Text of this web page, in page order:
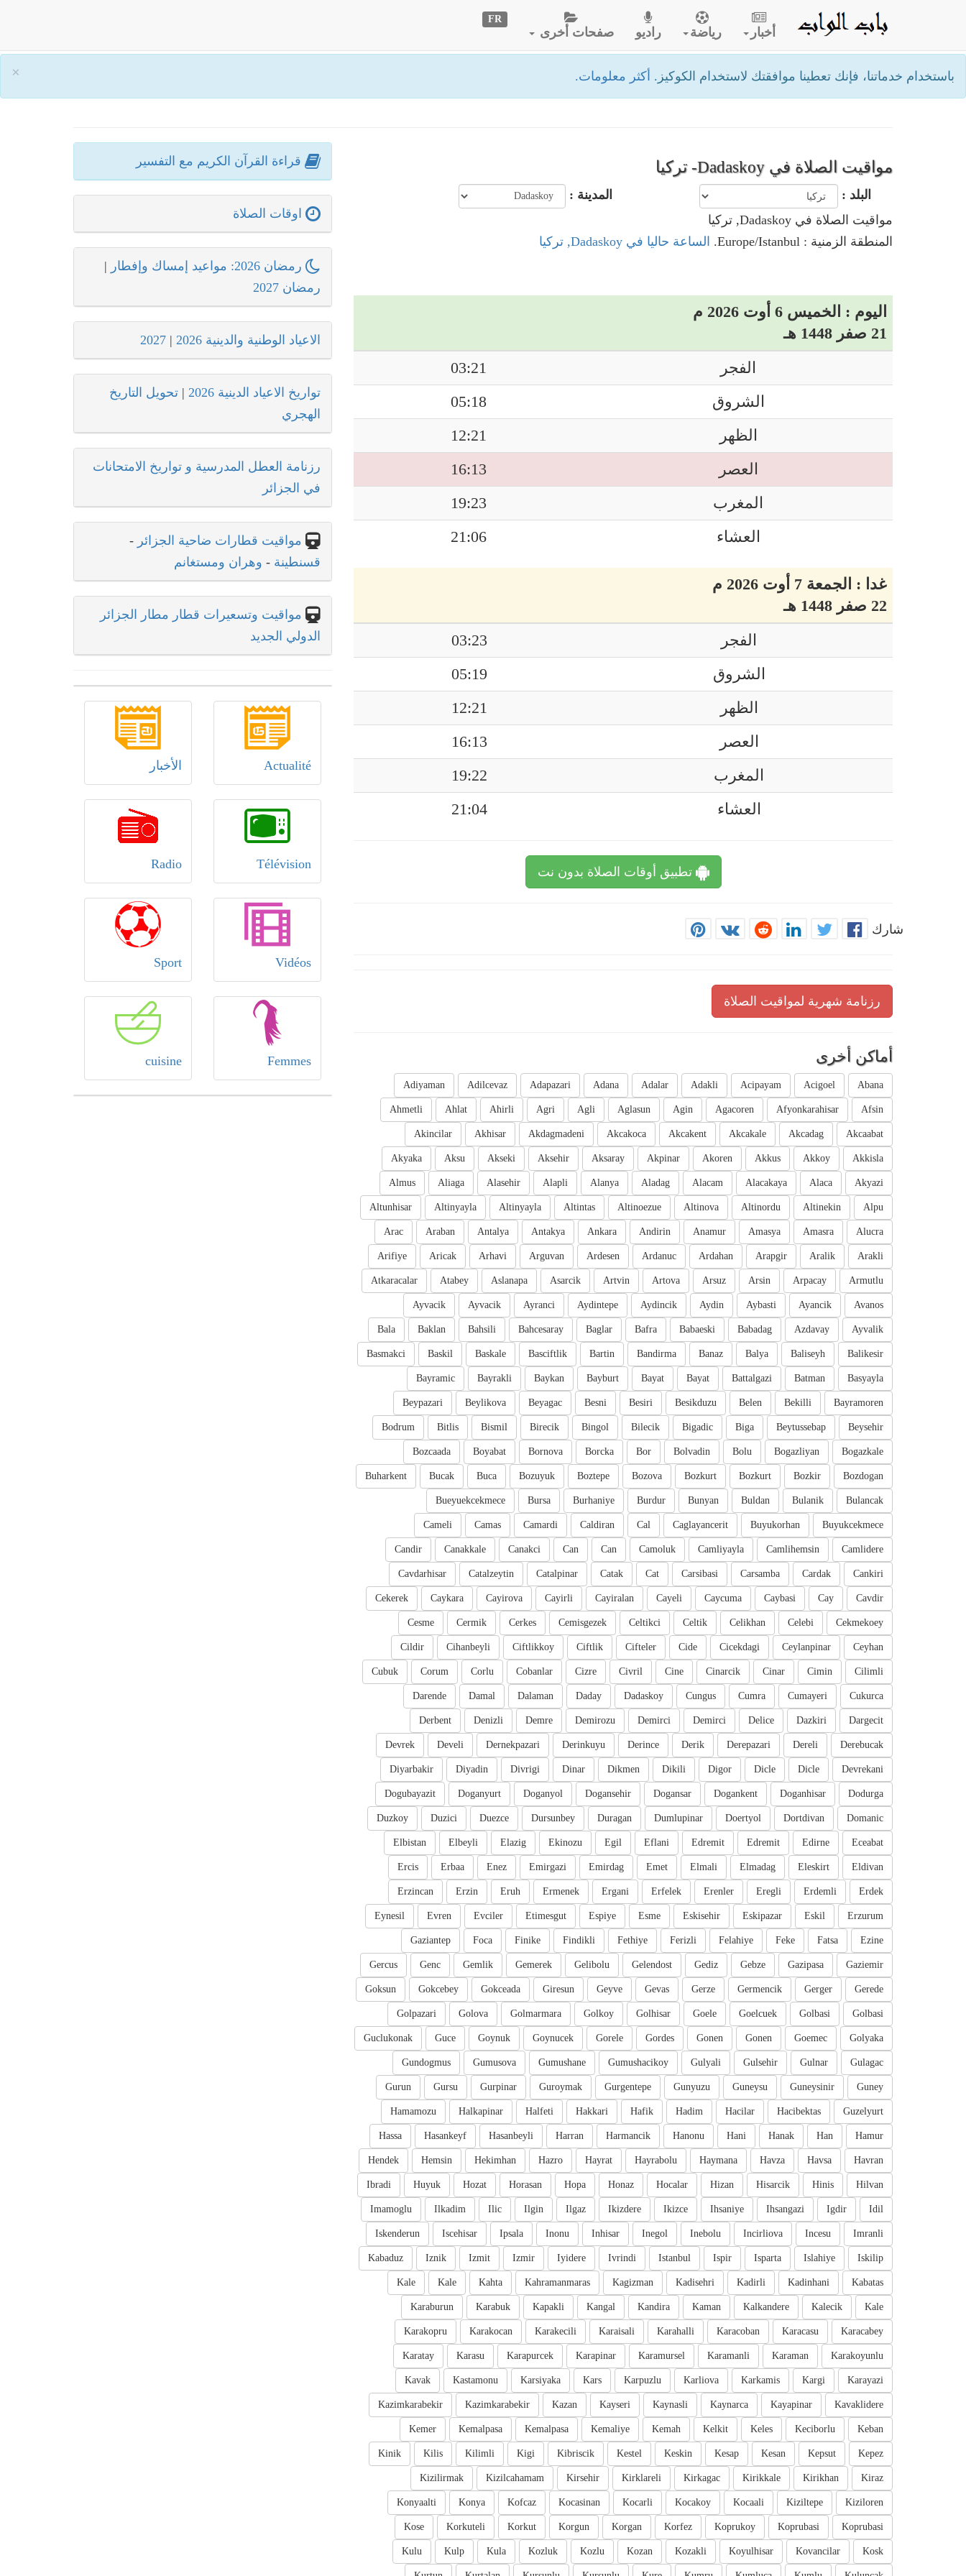
× باستخدام خدماتنا، فإنك تعطينا موافقتك لاستخدام الكوكيز. أكثر معلومات.
أخبار رياضة راديو صفحات أخرى
FR
مواقيت الصلاة في Dadaskoy- تركيا
البلد :
المدينة :
مواقيت الصلاة في Dadaskoy, تركيا
المنطقة الزمنية : Europe/Istanbul.
الساعة حاليا في Dadaskoy, تركيا
اليوم : الخميس 6 أوت 2026 م
21 صفر 1448 هـ
الفجر
03:21
الشروق
05:18
الظهر
12:21
العصر
16:13
المغرب
19:23
العشاء
21:06
غدا : الجمعة 7 أوت 2026 م
22 صفر 1448 هـ
الفجر
03:23
الشروق
05:19
الظهر
12:21
العصر
16:13
المغرب
19:22
العشاء
21:04
تطبيق أوقات الصلاة بدون نت
شارك
رزنامة شهرية لمواقيت الصلاة
أماكن أخرى
Abana
Acigoel
Acipayam
Adakli
Adalar
Adana
Adapazari
Adilcevaz
Adiyaman
Afsin
Afyonkarahisar
Agacoren
Agin
Aglasun
Agli
Agri
Ahirli
Ahlat
Ahmetli
Akcaabat
Akcadag
Akcakale
Akcakent
Akcakoca
Akdagmadeni
Akhisar
Akincilar
Akkisla
Akkoy
Akkus
Akoren
Akpinar
Aksaray
Aksehir
Akseki
Aksu
Akyaka
Akyazi
Alaca
Alacakaya
Alacam
Aladag
Alanya
Alapli
Alasehir
Aliaga
Almus
Alpu
Altinekin
Altinordu
Altinova
Altinoezue
Altintas
Altinyayla
Altinyayla
Altunhisar
Alucra
Amasra
Amasya
Anamur
Andirin
Ankara
Antakya
Antalya
Araban
Arac
Arakli
Aralik
Arapgir
Ardahan
Ardanuc
Ardesen
Arguvan
Arhavi
Aricak
Arifiye
Armutlu
Arpacay
Arsin
Arsuz
Artova
Artvin
Asarcik
Aslanapa
Atabey
Atkaracalar
Avanos
Ayancik
Aybasti
Aydin
Aydincik
Aydintepe
Ayranci
Ayvacik
Ayvacik
Ayvalik
Azdavay
Babadag
Babaeski
Bafra
Baglar
Bahcesaray
Bahsili
Baklan
Bala
Balikesir
Baliseyh
Balya
Banaz
Bandirma
Bartin
Basciftlik
Baskale
Baskil
Basmakci
Basyayla
Batman
Battalgazi
Bayat
Bayat
Bayburt
Baykan
Bayrakli
Bayramic
Bayramoren
Bekilli
Belen
Besikduzu
Besiri
Besni
Beyagac
Beylikova
Beypazari
Beysehir
Beytussebap
Biga
Bigadic
Bilecik
Bingol
Birecik
Bismil
Bitlis
Bodrum
Bogazkale
Bogazliyan
Bolu
Bolvadin
Bor
Borcka
Bornova
Boyabat
Bozcaada
Bozdogan
Bozkir
Bozkurt
Bozkurt
Bozova
Boztepe
Bozuyuk
Buca
Bucak
Buharkent
Bulancak
Bulanik
Buldan
Bunyan
Burdur
Burhaniye
Bursa
Bueyuekcekmece
Buyukcekmece
Buyukorhan
Caglayancerit
Cal
Caldiran
Camardi
Camas
Cameli
Camlidere
Camlihemsin
Camliyayla
Camoluk
Can
Can
Canakci
Canakkale
Candir
Cankiri
Cardak
Carsamba
Carsibasi
Cat
Catak
Catalpinar
Catalzeytin
Cavdarhisar
Cavdir
Cay
Caybasi
Caycuma
Cayeli
Cayiralan
Cayirli
Cayirova
Caykara
Cekerek
Cekmekoey
Celebi
Celikhan
Celtik
Celtikci
Cemisgezek
Cerkes
Cermik
Cesme
Ceyhan
Ceylanpinar
Cicekdagi
Cide
Cifteler
Ciftlik
Ciftlikkoy
Cihanbeyli
Cildir
Cilimli
Cimin
Cinar
Cinarcik
Cine
Civril
Cizre
Cobanlar
Corlu
Corum
Cubuk
Cukurca
Cumayeri
Cumra
Cungus
Dadaskoy
Daday
Dalaman
Damal
Darende
Dargecit
Dazkiri
Delice
Demirci
Demirci
Demirozu
Demre
Denizli
Derbent
Derebucak
Dereli
Derepazari
Derik
Derince
Derinkuyu
Dernekpazari
Develi
Devrek
Devrekani
Dicle
Dicle
Digor
Dikili
Dikmen
Dinar
Divrigi
Diyadin
Diyarbakir
Dodurga
Doganhisar
Dogankent
Dogansar
Dogansehir
Doganyol
Doganyurt
Dogubayazit
Domanic
Dortdivan
Doertyol
Dumlupinar
Duragan
Dursunbey
Duezce
Duzici
Duzkoy
Eceabat
Edirne
Edremit
Edremit
Eflani
Egil
Ekinozu
Elazig
Elbeyli
Elbistan
Eldivan
Eleskirt
Elmadag
Elmali
Emet
Emirdag
Emirgazi
Enez
Erbaa
Ercis
Erdek
Erdemli
Eregli
Erenler
Erfelek
Ergani
Ermenek
Eruh
Erzin
Erzincan
Erzurum
Eskil
Eskipazar
Eskisehir
Esme
Espiye
Etimesgut
Evciler
Evren
Eynesil
Ezine
Fatsa
Feke
Felahiye
Ferizli
Fethiye
Findikli
Finike
Foca
Gaziantep
Gaziemir
Gazipasa
Gebze
Gediz
Gelendost
Gelibolu
Gemerek
Gemlik
Genc
Gercus
Gerede
Gerger
Germencik
Gerze
Gevas
Geyve
Giresun
Gokceada
Gokcebey
Goksun
Golbasi
Golbasi
Goelcuek
Goele
Golhisar
Golkoy
Golmarmara
Golova
Golpazari
Golyaka
Goemec
Gonen
Gonen
Gordes
Gorele
Goynucek
Goynuk
Guce
Guclukonak
Gulagac
Gulnar
Gulsehir
Gulyali
Gumushacikoy
Gumushane
Gumusova
Gundogmus
Guney
Guneysinir
Guneysu
Gunyuzu
Gurgentepe
Guroymak
Gurpinar
Gursu
Gurun
Guzelyurt
Hacibektas
Hacilar
Hadim
Hafik
Hakkari
Halfeti
Halkapinar
Hamamozu
Hamur
Han
Hanak
Hani
Hanonu
Harmancik
Harran
Hasanbeyli
Hasankeyf
Hassa
Havran
Havsa
Havza
Haymana
Hayrabolu
Hayrat
Hazro
Hekimhan
Hemsin
Hendek
Hilvan
Hinis
Hisarcik
Hizan
Hocalar
Honaz
Hopa
Horasan
Hozat
Huyuk
Ibradi
Idil
Igdir
Ihsangazi
Ihsaniye
Ikizce
Ikizdere
Ilgaz
Ilgin
Ilic
Ilkadim
Imamoglu
Imranli
Incesu
Incirliova
Inebolu
Inegol
Inhisar
Inonu
Ipsala
Iscehisar
Iskenderun
Iskilip
Islahiye
Isparta
Ispir
Istanbul
Ivrindi
Iyidere
Izmir
Izmit
Iznik
Kabaduz
Kabatas
Kadinhani
Kadirli
Kadisehri
Kagizman
Kahramanmaras
Kahta
Kale
Kale
Kale
Kalecik
Kalkandere
Kaman
Kandira
Kangal
Kapakli
Karabuk
Karaburun
Karacabey
Karacasu
Karacoban
Karahalli
Karaisali
Karakecili
Karakocan
Karakopru
Karakoyunlu
Karaman
Karamanli
Karamursel
Karapinar
Karapurcek
Karasu
Karatay
Karayazi
Kargi
Karkamis
Karliova
Karpuzlu
Kars
Karsiyaka
Kastamonu
Kavak
Kavaklidere
Kayapinar
Kaynarca
Kaynasli
Kayseri
Kazan
Kazimkarabekir
Kazimkarabekir
Keban
Keciborlu
Keles
Kelkit
Kemah
Kemaliye
Kemalpasa
Kemalpasa
Kemer
Kepez
Kepsut
Kesan
Kesap
Keskin
Kestel
Kibriscik
Kigi
Kilimli
Kilis
Kinik
Kiraz
Kirikhan
Kirikkale
Kirkagac
Kirklareli
Kirsehir
Kizilcahamam
Kizilirmak
Kiziloren
Kiziltepe
Kocaali
Kocakoy
Kocarli
Kocasinan
Kofcaz
Konya
Konyaalti
Koprubasi
Koprubasi
Koprukoy
Korfez
Korgan
Korgun
Korkut
Korkuteli
Kose
Kosk
Kovancilar
Koyulhisar
Kozakli
Kozan
Kozlu
Kozluk
Kula
Kulp
Kulu
قراءة القرآن الكريم مع التفسير
اوقات الصلاة
رمضان 2026: مواعيد إمساك وإفطار
|
رمضان 2027
الاعياد الوطنية والدينية 2026 |
2027
تواريخ الاعياد الدينية 2026 | تحويل التاريخ
الهجري
رزنامة العطل المدرسية و تواريخ الامتحانات
في الجزائر
مواقيت قطارات ضاحية الجزائر -
قسنطينة - وهران ومستغانم
مواقيت وتسعيرات قطار مطار الجزائر
الدولي الجديد
Actualité الأخبار
Télévision
Radio
Vidéos
Sport
Femmes
cuisine